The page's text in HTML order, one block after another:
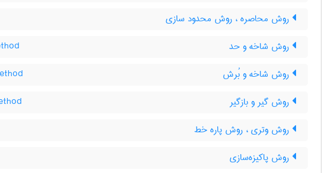
روش محاصره ، روش محدود سازی
روش شاخه و حد
روش شاخه و بُرش
روش گیر و بازگیر
روش وتری ، روش پاره خط
روش پاکیزه‌سازی